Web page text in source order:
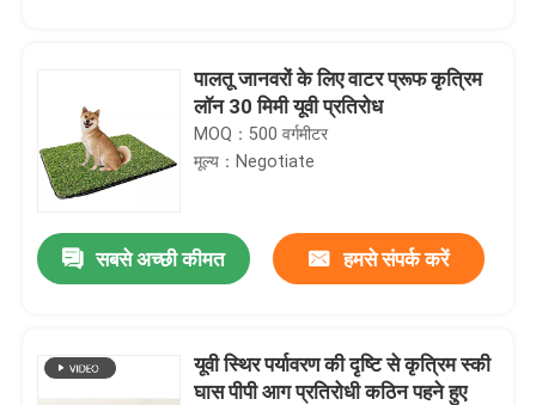
पालतू जानवरों के लिए वाटर प्रूफ कृत्रिम
लॉन 30 मिमी यूवी प्रतिरोध
MOQ：500 वर्गमीटर
मूल्य：Negotiate
सबसे अच्छी कीमत हमसे संपर्क करें
यूवी स्थिर पर्यावरण की दृष्टि से कृत्रिम स्की
घास पीपी आग प्रतिरोधी कठिन पहने हुए